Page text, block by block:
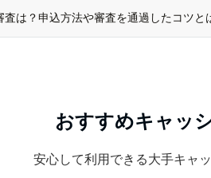
は？申込方法や審査を通過したコツと
レカ」 全国どこに住んでいても申し込
ったらどうなる？ NHKをぶっこわ～す！
おすすめキャッ
安心して利用できる大手キャ